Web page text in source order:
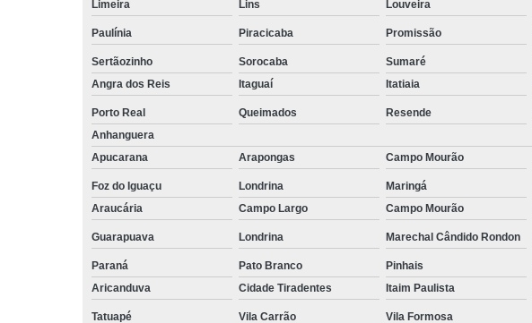
Terceirização de
movimentação
de cargas
Terceirização de
Terceirizações
Limeira Lins Louveira
Paulínia Piracicaba Promissão
Sertãozinho Sorocaba Sumaré
Angra dos Reis
Itaguaí Itatiaia
Porto Real Queimados Resende
Anhanguera
Apucarana
Arapongas Campo Mourão
Foz do Iguaçu Londrina Maringá
Araucária
Campo Largo Campo Mourão
Guarapuava Londrina Marechal Cândido Rondon
Paraná Pato Branco Pinhais
Aricanduva
Cidade Tiradentes Itaim Paulista
Tatuapé Vila Carrão Vila Formosa